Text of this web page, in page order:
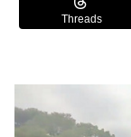
Threads